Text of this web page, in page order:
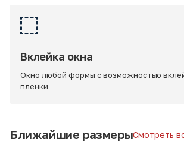
Вклейка окна
Окно любой формы с возможностью
плёнки
Ближайшие размерыСмотреть